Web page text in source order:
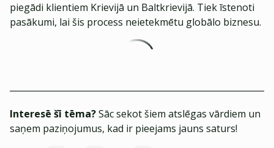
piegādi klientiem Krievijā un Baltkrievijā. Tiek īstenoti
pasākumi, lai šis process neietekmētu globālo biznesu.
Interesē šī tēma?Sāc sekot šiem atslēgas vārdiem un
saņem paziņojumus, kad ir pieejams jauns saturs!